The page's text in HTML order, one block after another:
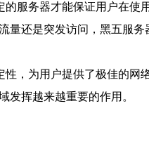
服务器才能保证用户在使
量还是突发访问，黑五服
，为用户提供了极佳的网
发挥越来越重要的作用。